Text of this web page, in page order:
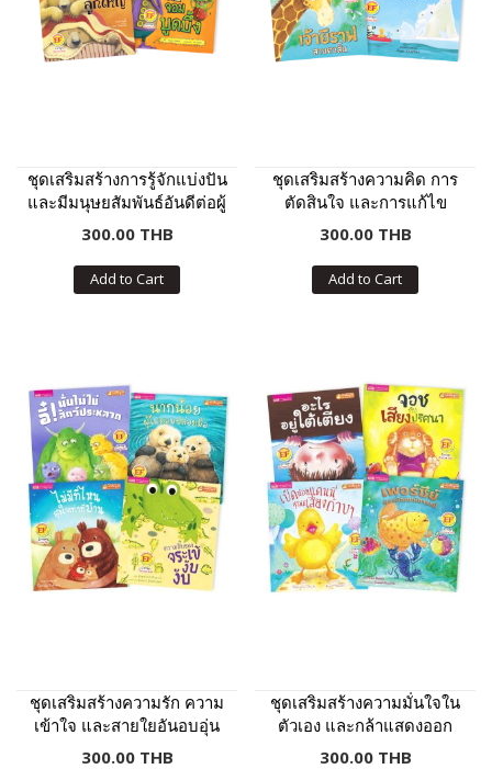
ชุดเสริมสร้างการรู้จักแบ่งปัน
และมีมนุษยสัมพันธ์อันดีต่อผู้
อื่น
300.00 THB
Add to Cart
ชุดเสริมสร้างความคิด การ
ตัดสินใจ และการแก้ไข
ปัญหา
300.00 THB
Add to Cart
ชุดเสริมสร้างความรัก ความ
เข้าใจ และสายใยอันอบอุ่น
ในครอบครัว
300.00 THB
ชุดเสริมสร้างความมั่นใจใน
ตัวเอง และกล้าแสดงออก
300.00 THB